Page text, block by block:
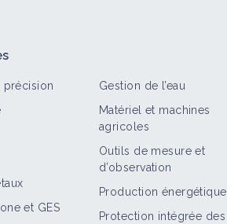
de produits
précision
et GES
Gestion de l’eau
Matériel et machines
agricoles
Outils de mesure et
d’observation
Production énergétique
Protection intégrée des